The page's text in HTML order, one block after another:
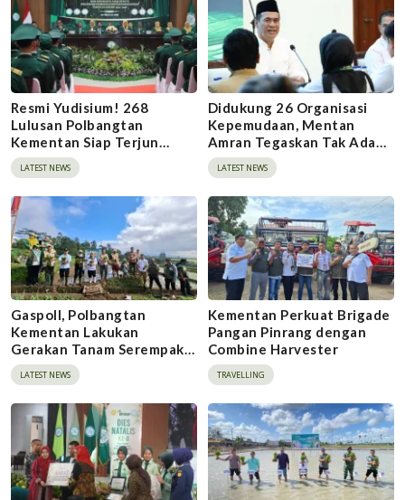
Resmi Yudisium! 268
Lulusan Polbangtan
Kementan Siap Terjun
Bangun Pertanian
Indonesia
LATEST NEWS
Didukung 26 Organisasi
Kepemudaan, Mentan
Amran Tegaskan Tak Ada
Ruang bagi Mafia Beras
Fortifikasi
LATEST NEWS
Gaspoll, Polbangtan
Kementan Lakukan
Gerakan Tanam Serempak
Metode Tanam Pindah di
Sinjai
LATEST NEWS
Kementan Perkuat Brigade
Pangan Pinrang dengan
Combine Harvester
TRAVELLING